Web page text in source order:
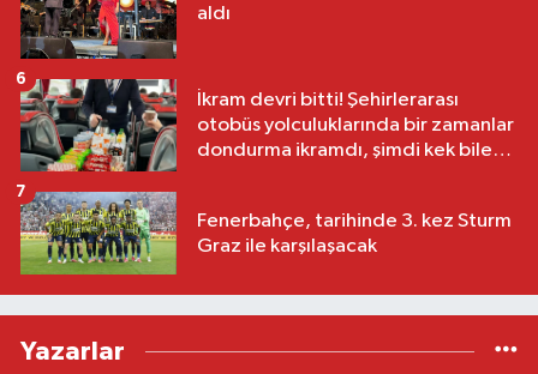
aldı
İkram devri bitti! Şehirlerarası
otobüs yolculuklarında bir zamanlar
dondurma ikramdı, şimdi kek bile
6
Fenerbahçe, tarihinde 3. kez Sturm
Graz ile karşılaşacak
7
Yazarlar